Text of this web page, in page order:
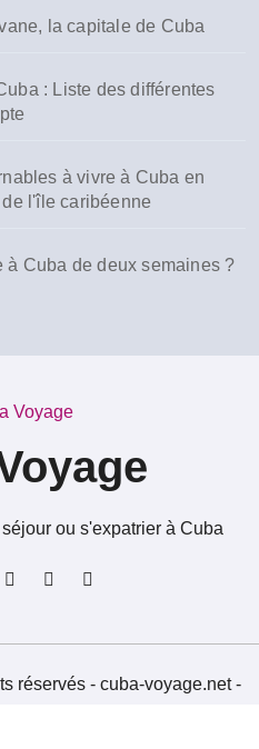
la capitale de Cuba
: Liste des différentes
à vivre à Cuba en
l'île caribéenne
à Cuba de deux semaines ?
ou s'expatrier à Cuba
réservés - cuba-voyage.net -